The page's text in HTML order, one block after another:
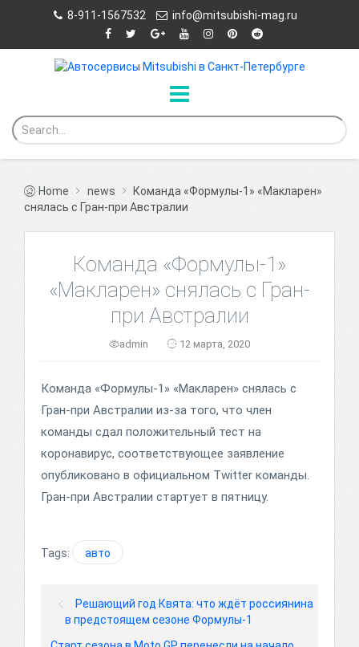
8-911-1567532 info@mitsubishi-mag.ru
Home news
Команда «Формулы-1» «Макларен»
снялась с Гран-при Австралии
Команда «Формулы-1»
«Макларен» снялась с Гран-
при Австралии
admin 12 марта, 2020
Команда «Формулы-1» «Макларен» снялась с
Гран-при Австралии из-за того, что член
команды сдал положительный тест на
коронавирус, соответствующее заявление
опубликовано в официальном Twitter команды.
Гран-при Австралии стартует в пятницу.
Tags: авто
Решающий год Квята: что ждёт россиянина
в предстоящем сезоне Формулы-1